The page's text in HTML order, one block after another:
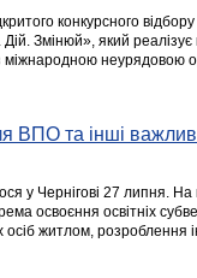
конкурсного
Дій. Змінюй», який
міжнародною неурядовою
ВПО та інші
у Чернігові 27 липня.
освоєння освітніх
житлом, розроблення